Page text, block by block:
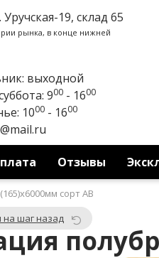
19, склад 65
рынка, в конце нижней
выходной
900 - 1600
1000 - 1600
Отзывы
сорт АВ
на шаг назад